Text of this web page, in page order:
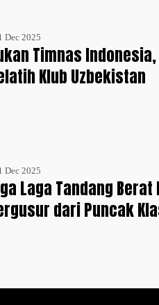
Dec 2025
Timnas
Klub Uzbekistan
Dec 2025
Laga Tandang
dari Puncak